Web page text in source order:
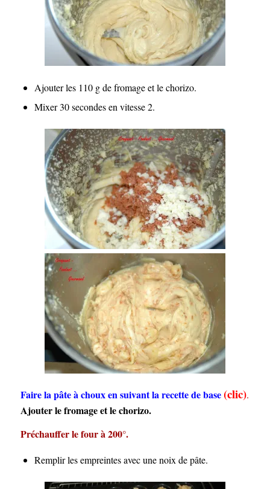
Ajouter les 110 g de fromage et le chorizo.
Mixer 30 secondes en vitesse 2.
Faire la pâte à choux en suivant la recette de base(clic).
Ajouter le fromage et le chorizo.
Préchauffer le four à 200°.
Remplir les empreintes avec une noix de pâte.